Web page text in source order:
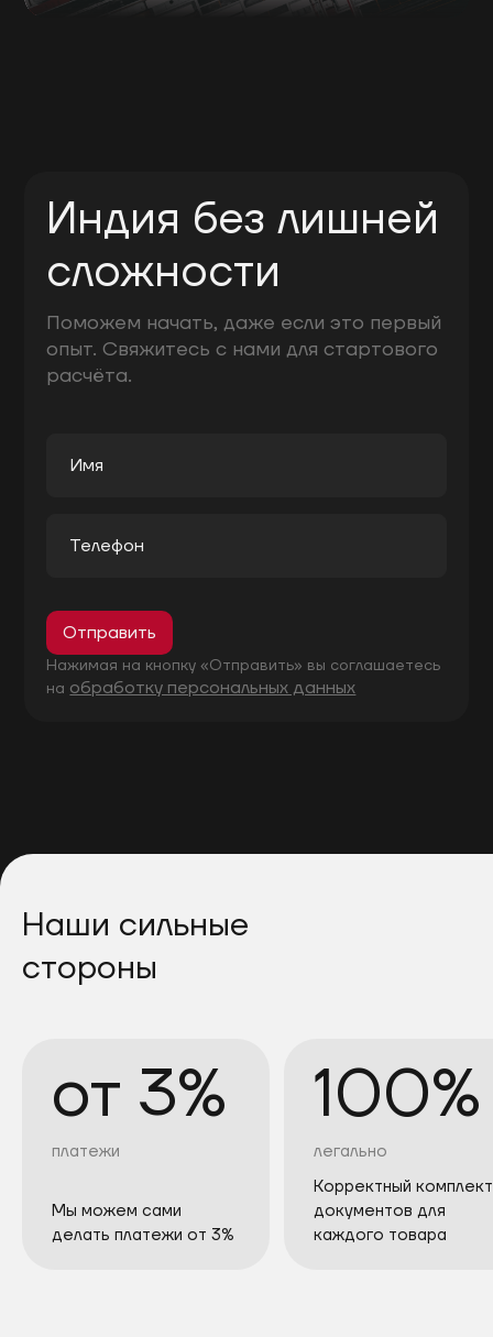
Индия без лишней
сложности
Поможем начать, даже если это первый
опыт. Свяжитесь с нами для стартового
расчёта.
Отправить
Нажимая на кнопку «Отправить» вы соглашаетесь
на обработку персональных данных
Наши сильные
стороны
от 3%
платежи
Мы можем сами
делать платежи от 3%
100%
легально
Корректный комплект
документов для
каждого товара